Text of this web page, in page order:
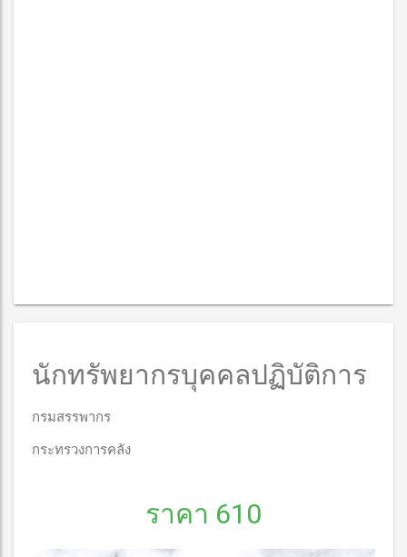
นักทรัพยากรบุคคลปฏิบัติการ
กรมสรรพากร
กระทรวงการคลัง
ราคา 610